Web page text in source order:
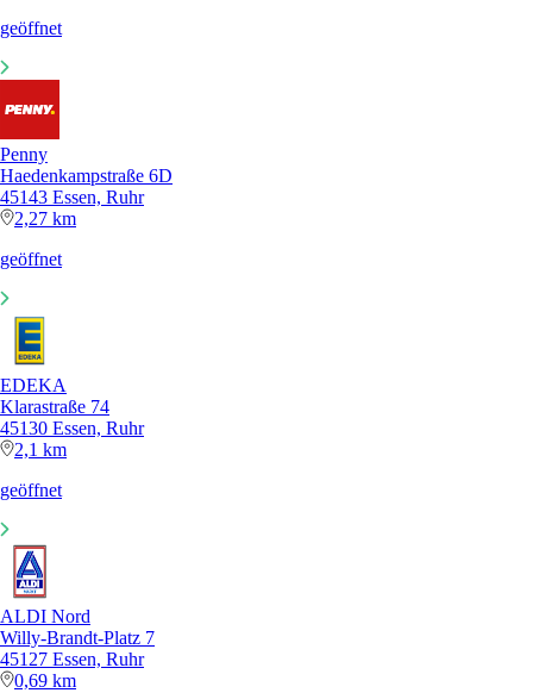
geöffnet
Penny
Haedenkampstraße 6D
45143 Essen, Ruhr
2,27 km
geöffnet
EDEKA
Klarastraße 74
45130 Essen, Ruhr
2,1 km
geöffnet
ALDI Nord
Willy-Brandt-Platz 7
45127 Essen, Ruhr
0,69 km